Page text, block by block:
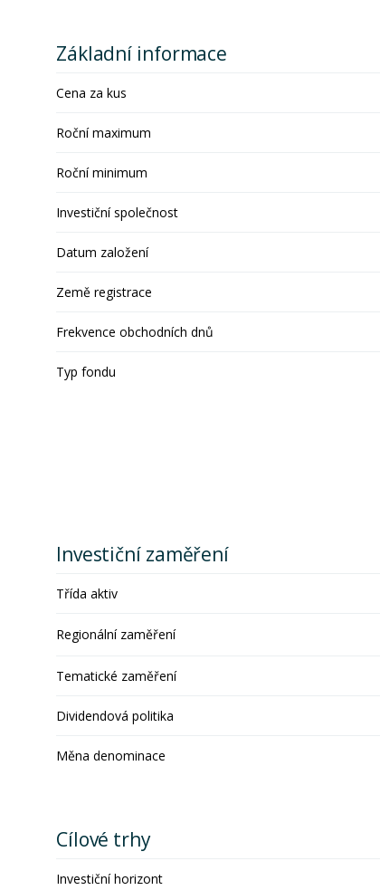
Základní informace
Cena za kus
Roční maximum
Roční minimum
Investiční společnost
Datum založení
Země registrace
Frekvence obchodních dnů
Typ fondu
Investiční zaměření
Třída aktiv
Regionální zaměření
Tematické zaměření
Dividendová politika
Měna denominace
Cílové trhy
Investiční horizont